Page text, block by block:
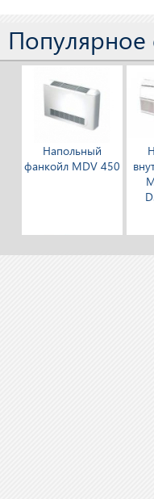
Популярное
Напольный
фанкойл MDV 450